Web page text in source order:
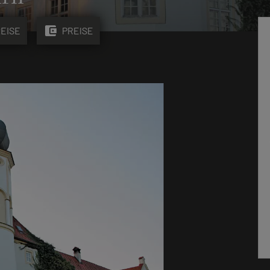
account_balance_wallet PREISE